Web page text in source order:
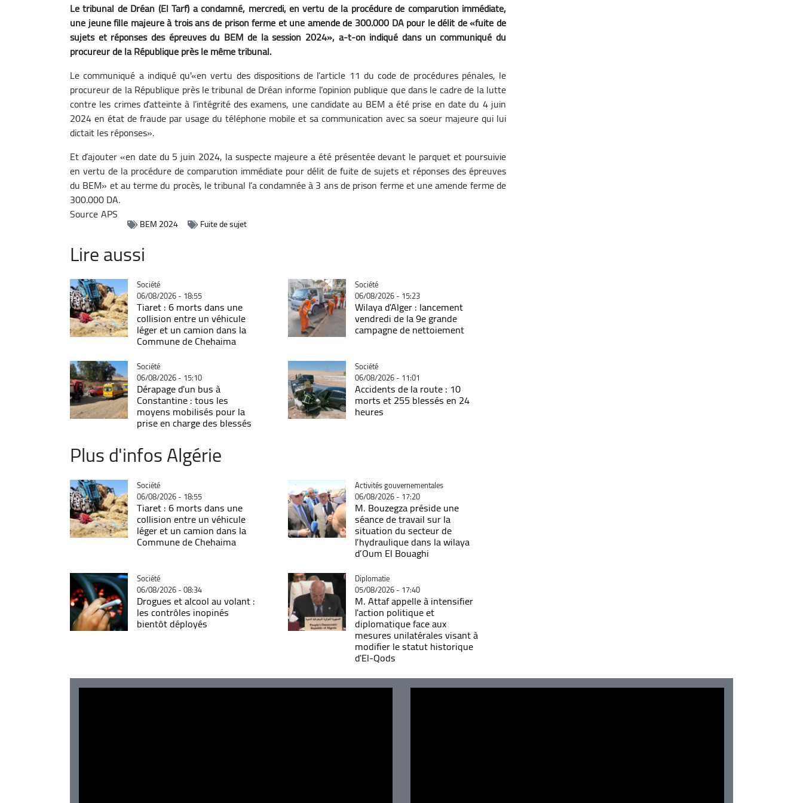
Le tribunal de Dréan (El Tarf) a condamné, mercredi, en vertu de la procédure de comparution immédiate,
une jeune fille majeure à trois ans de prison ferme et une amende de 300.000 DA pour le délit de «fuite de
sujets et réponses des épreuves du BEM de la session 2024», a-t-on indiqué dans un communiqué du
procureur de la République près le même tribunal.
Le communiqué a indiqué qu'«en vertu des dispositions de l’article 11 du code de procédures pénales, le
procureur de la République près le tribunal de Dréan informe l’opinion publique que dans le cadre de la lutte
contre les crimes d’atteinte à l’intégrité des examens, une candidate au BEM a été prise en date du 4 juin
2024 en état de fraude par usage du téléphone mobile et sa communication avec sa soeur majeure qui lui
dictait les réponses».
Et d’ajouter «en date du 5 juin 2024, la suspecte majeure a été présentée devant le parquet et poursuivie
en vertu de la procédure de comparution immédiate pour délit de fuite de sujets et réponses des épreuves
du BEM» et au terme du procès, le tribunal l’a condamnée à 3 ans de prison ferme et une amende ferme de
300.000 DA.
SourceAPS
BEM 2024 Fuite de sujet
Lire aussi
Catégorie
Société
06/08/2026 - 18:55
Tiaret : 6 morts dans une
collision entre un véhicule
léger et un camion dans la
Commune de Chehaima
Catégorie
Société
06/08/2026 - 15:23
Wilaya d'Alger : lancement
vendredi de la 9e grande
campagne de nettoiement
Catégorie
Société
06/08/2026 - 15:10
Dérapage d'un bus à
Constantine : tous les
moyens mobilisés pour la
prise en charge des blessés
Catégorie
Société
06/08/2026 - 11:01
Accidents de la route : 10
morts et 255 blessés en 24
heures
Plus d'infos Algérie
Catégorie
Société
06/08/2026 - 18:55
Tiaret : 6 morts dans une
collision entre un véhicule
léger et un camion dans la
Commune de Chehaima
Catégorie
Activités gouvernementales
06/08/2026 - 17:20
M. Bouzegza préside une
séance de travail sur la
situation du secteur de
l’hydraulique dans la wilaya
d’Oum El Bouaghi
Catégorie
Société
06/08/2026 - 08:34
Drogues et alcool au volant :
les contrôles inopinés
bientôt déployés
Catégorie
Diplomatie
05/08/2026 - 17:40
M. Attaf appelle à intensifier
l'action politique et
diplomatique face aux
mesures unilatérales visant à
modifier le statut historique
d'El-Qods